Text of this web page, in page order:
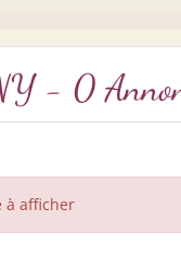
- 0
à afficher